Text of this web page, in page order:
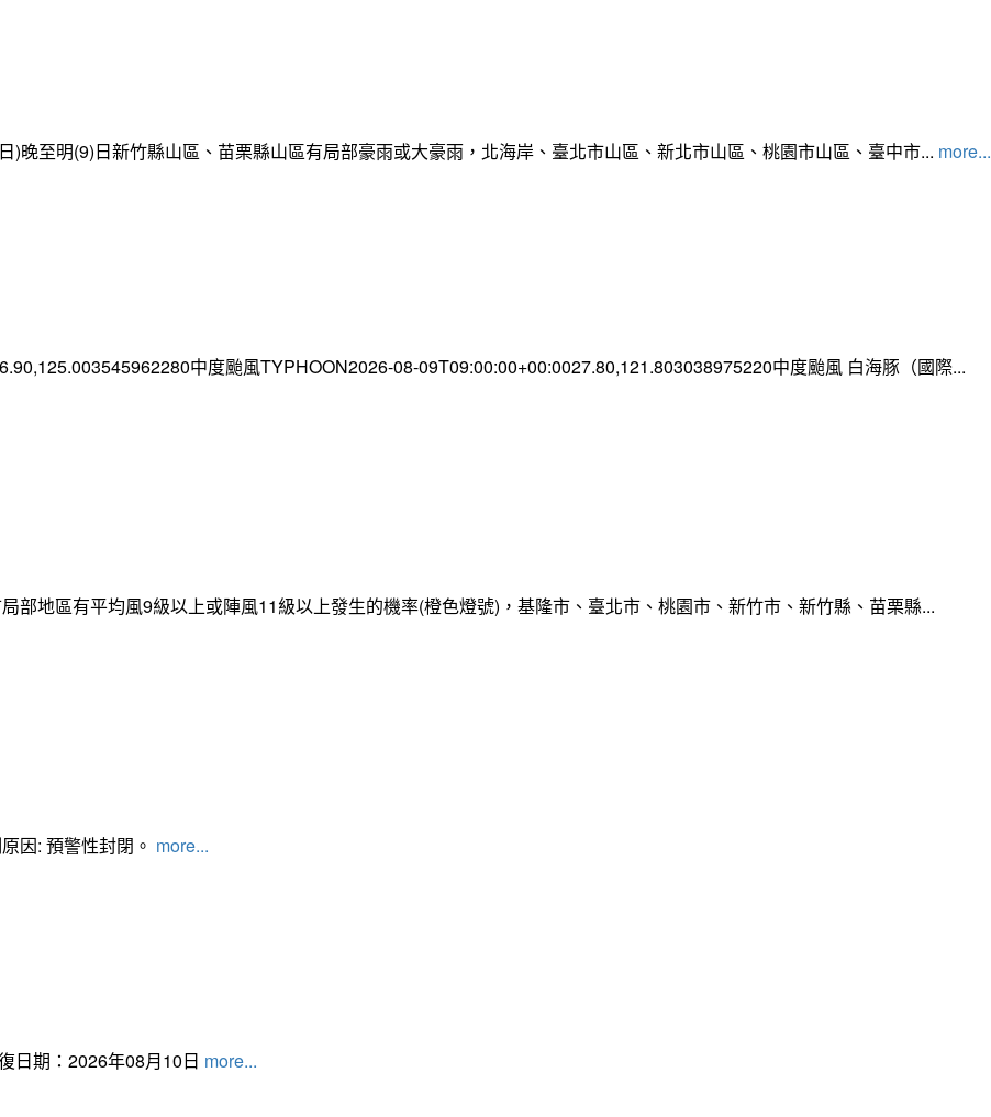
晚至明(9)日新竹縣山區、苗栗縣山區有局部豪雨或大豪雨，北海岸、臺北市山區、新北市山區、桃園市山區、臺中市... more...
中度颱風TYPHOON2026-08-09T09:00:00+00:0027.80,121.803038975220中度颱風 白海豚（國際...
部地區有平均風9級以上或陣風11級以上發生的機率(橙色燈號)，基隆市、臺北市、桃園市、新竹市、新竹縣、苗栗縣...
因: 預警性封閉。 more...
日期：2026年08月10日 more...